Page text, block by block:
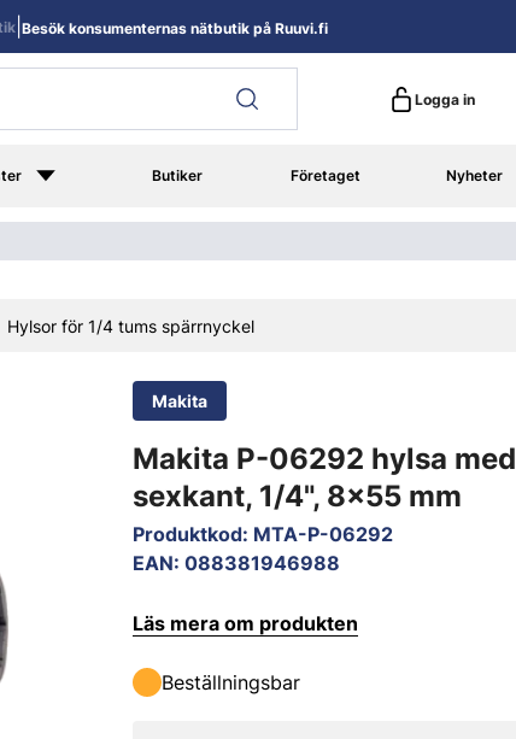
Logga in
Butiker Företaget Nyheter
Besök konsumenternas nätbutik på Ruuvi.fi
Hylsor för 1/4 tums spärrnyckel
Makita
Makita P-06292 hylsa med
sexkant, 1/4", 8x55 mm
Produktkod: MTA-P-06292
EAN: 088381946988
Läs mera om produkten
Beställningsbar